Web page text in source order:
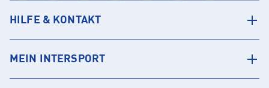
HILFE & KONTAKT
MEIN INTERSPORT